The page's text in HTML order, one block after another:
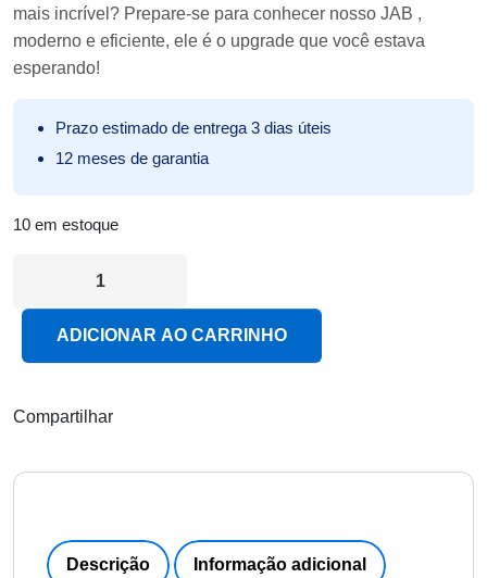
mais incrível? Prepare-se para conhecer nosso JAB ,
moderno e eficiente, ele é o upgrade que você estava
esperando!
Prazo estimado de entrega 3 dias úteis
12 meses de garantia
10 em estoque
ADICIONAR AO CARRINHO
Compartilhar
Descrição Informação adicional